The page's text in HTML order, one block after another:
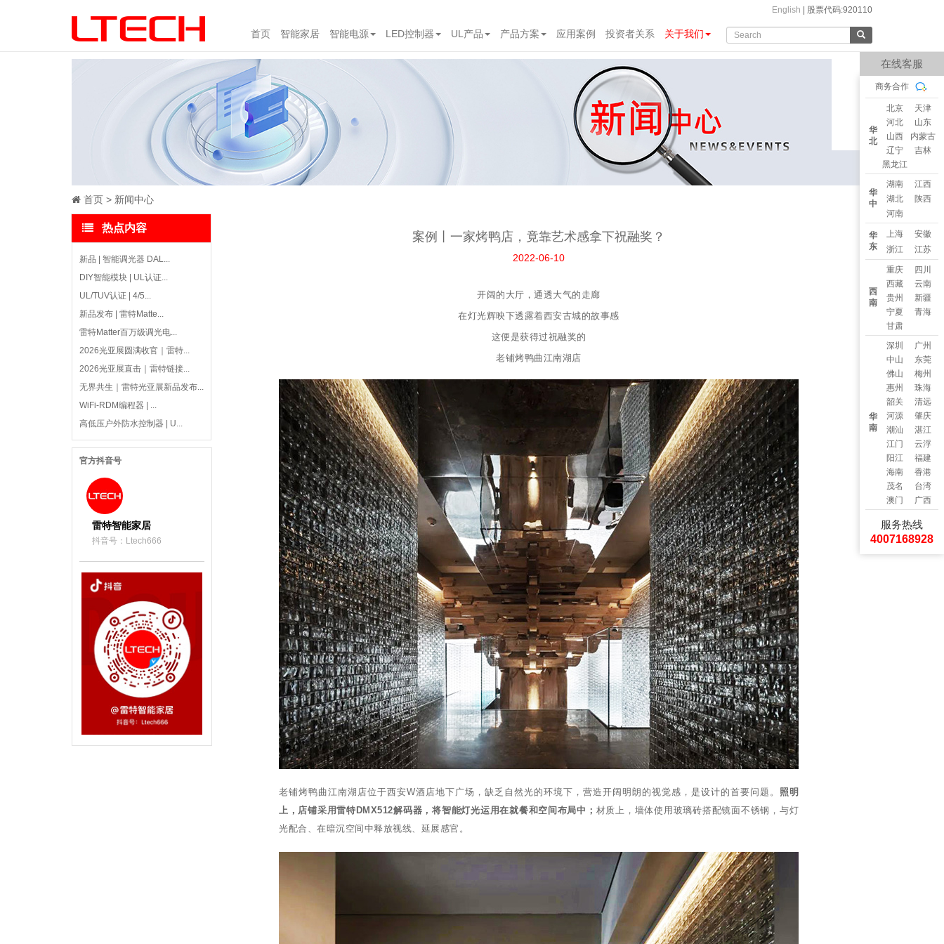
English 股票代码:920110
首页 智能家居 智能电源 LED控制器 UL产品 产品方案 应用案例 投资者关系 关于我们
首页 新闻中心
热点内容
新品 | 智能调光器 DAL...
DIY智能模块 | UL认证...
UL/TUV认证 | 4/5...
新品发布 | 雷特Matte...
雷特Matter百万级调光电...
2026光亚展圆满收官｜雷特...
2026光亚展直击｜雷特链接...
无界共生｜雷特光亚展新品发布...
WiFi-RDM编程器 | ...
高低压户外防水控制器 | U...
官方抖音号
雷特智能家居
抖音号：Ltech666
案例丨一家烤鸭店，竟靠艺术感拿下祝融奖？
2022-06-10
开阔的大厅，通透大气的走廊
在灯光辉映下透露着西安古城的故事感
这便是获得过祝融奖的
老铺烤鸭曲江南湖店
老铺烤鸭曲江南湖店位于西安W酒店地下广场，缺乏自然光的环境下，营造开阔明朗的视觉感，是设计的首要问题。 照明
上，店铺采用雷特DMX512解码器，将智能灯光运用在就餐和空间布局中； 材质上，墙体使用玻璃砖搭配镜面不锈钢，与灯
光配合、在暗沉空间中释放视线、延展感官。
在线客服
商务合作
华
北
北京
河北
山西
辽宁
黑龙江
天津
山东
内蒙古
吉林
华
中
湖南
湖北
河南
江西
陕西
华
东
上海
浙江
安徽
江苏
西
南
重庆
西藏
贵州
宁夏
甘肃
四川
云南
新疆
青海
华
南
深圳
中山
佛山
惠州
韶关
河源
潮汕
江门
阳江
海南
茂名
澳门
广州
东莞
梅州
珠海
清远
肇庆
湛江
云浮
福建
香港
台湾
广西
服务热线
4007168928